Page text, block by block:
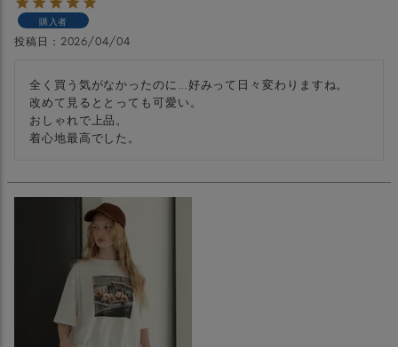
購入者
投稿日 2026/04/04
全く買う気がなかったのに…好みって日々変わりますね。
改めて見るととっても可愛い。
おしゃれで上品。
着心地最高でした。